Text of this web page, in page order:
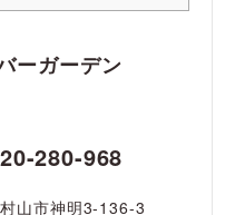
ーガーデン
280-968
山市神明3-136-3